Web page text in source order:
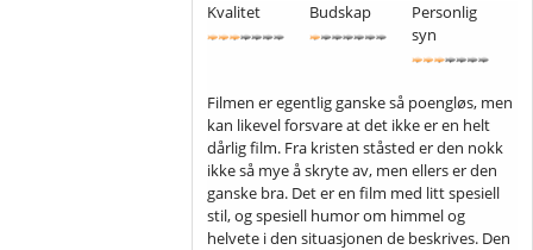
Kvalitet Budskap
Personlig
syn
Filmen er egentlig ganske så poengløs, men
kan likevel forsvare at det ikke er en helt
dårlig film. Fra kristen ståsted er den nokk
ikke så mye å skryte av, men ellers er den
ganske bra. Det er en film med litt spesiell
stil, og spesiell humor om himmel og
helvete i den situasjonen de beskrives. Den